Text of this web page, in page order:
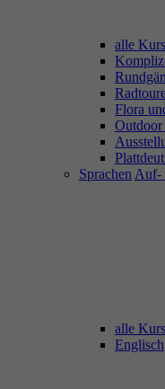
alle
Flora
Sprachen Auf-
alle
Englisch